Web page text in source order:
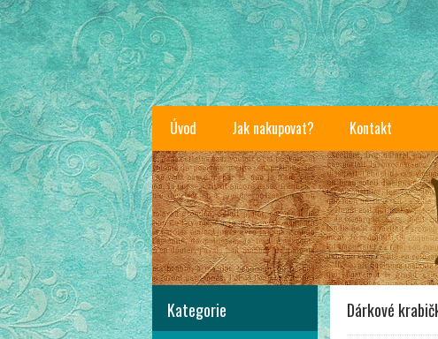
Úvod Jak nakupovat? Kontakt
Kategorie Dárkové